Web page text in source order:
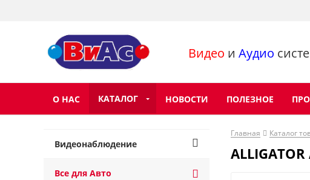
Видео иАудио
О НАС КАТАЛОГ НОВОСТИ ПОЛЕЗНОЕ
Видеонаблюдение
Все для Авто
Главная Каталог